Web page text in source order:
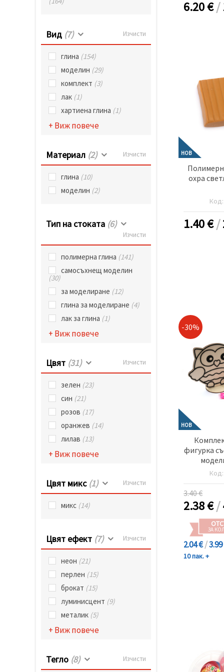
Вид (7) Изчисти
глина (154)
моделин (29)
комплект (3)
лак (1)
хартиена глина (1)
+ Виж повече
Материал (2) Изчисти
глина (10)
моделин (2)
Тип на стоката (6)
Изчисти
полимерна глина (141)
самосъхнещ моделин
(30)
за моделиране (12)
глина за моделиране (4)
лак за глина (1)
+ Виж повече
Цвят (31) Изчисти
зелен (23)
син (21)
розов (17)
оранжев (14)
лилав (13)
+ Виж повече
Цвят микс (1) Изчисти
микс (14)
Цвят ефект (7) Изчисти
неон (21)
перлен (15)
брокат (15)
луминисцент (9)
металик (5)
+ Виж повече
Тегло (8) Изчисти
6.20€/
НОВ
охра
Код:
1.40€/
-30%
НОВ
фигурка
Код:
3.40 €
2.38€/
ЗА
2.04 €/
10 пак. +